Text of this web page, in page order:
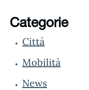
Categorie
Città
Mobilità
News